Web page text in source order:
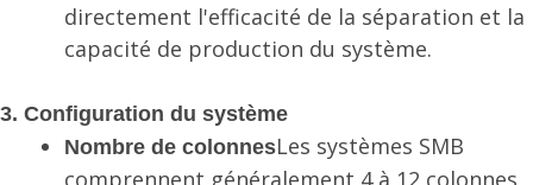
directement l'efficacité de la séparation et la
capacité de production du système.
3. Configuration du système
Nombre de colonnesLes systèmes SMB
comprennent généralement 4 à 12 colonnes